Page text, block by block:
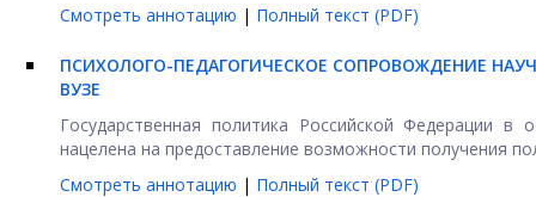
Смотреть аннотацию | Полный текст (PDF)
ПСИХОЛОГО-ПЕДАГОГИЧЕСКОЕ СОПРОВОЖДЕНИЕ
ВУЗЕ
Государственная политика Российской Федерации
нацелена на предоставление возможности получения
Смотреть аннотацию | Полный текст (PDF)